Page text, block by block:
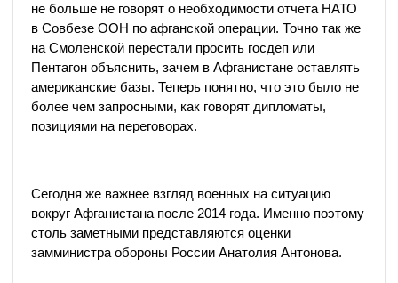
не больше не говорят о необходимости отчета НАТО
в Совбезе ООН по афганской операции. Точно так же
на Смоленской перестали просить госдеп или
Пентагон объяснить, зачем в Афганистане оставлять
американские базы. Теперь понятно, что это было не
более чем запросными, как говорят дипломаты,
позициями на переговорах.
Сегодня же важнее взгляд военных на ситуацию
вокруг Афганистана после 2014 года. Именно поэтому
столь заметными представляются оценки
замминистра обороны России Анатолия Антонова.